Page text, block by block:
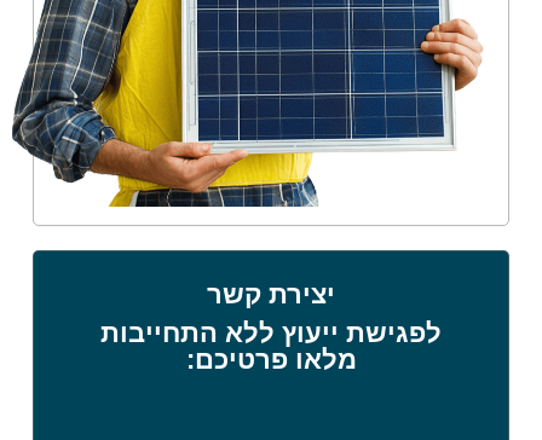
יצירת קשר
לפגישת ייעוץ ללא התחייבות
מלאו פרטיכם: